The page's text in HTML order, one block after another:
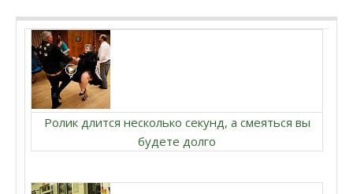
Ролик длится несколько секунд, а смеяться вы
будете долго